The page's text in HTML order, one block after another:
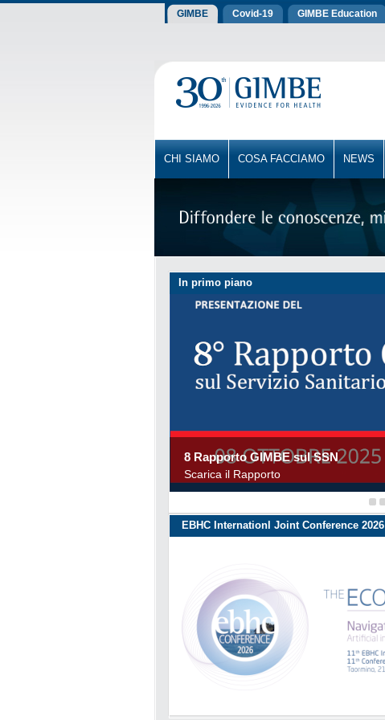
GIMBE Covid-19 GIMBE Education
CHI SIAMO COSA FACCIAMO NEWS
In primo piano
8 Rapporto GIMBE sul SSN
Scarica il Rapporto
EBHC Internationl Joint Conference 2026